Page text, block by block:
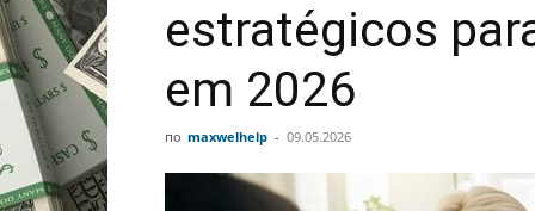
estratégicos
em 2026
по maxwelhelp - 09.05.2026